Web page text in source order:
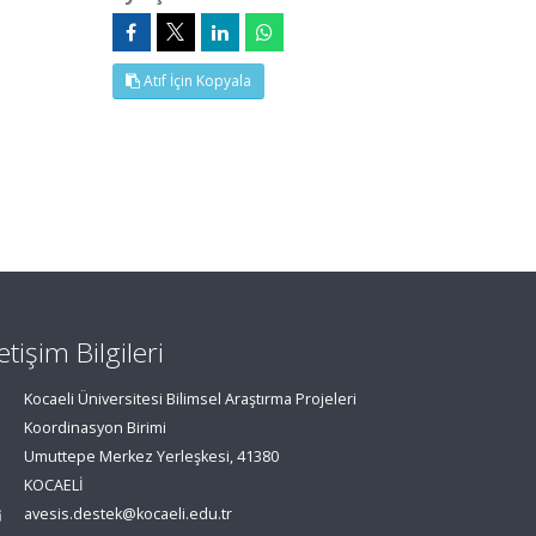
Atıf İçin Kopyala
Bilgileri
Kocaeli Üniversitesi Bilimsel Araştırma Projeleri
Koordinasyon Birimi
Umuttepe Merkez Yerleşkesi, 41380
KOCAELİ
avesis.destek@kocaeli.edu.tr